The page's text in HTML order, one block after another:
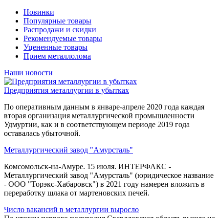
Новинки
Популярные товары
Распродажи и скидки
Рекомендуемые товары
Уцененные товары
Прием металлолома
Наши новости
Предприятия металлургии в убытках
По оперативным данным в январе-апреле 2020 года каждая
вторая организация металлургической промышленности
Удмуртии, как и в соответствующем периоде 2019 года
оставалась убыточной.
Металлургический завод "Амурсталь"
Комсомольск-на-Амуре. 15 июля. ИНТЕРФАКС -
Металлургический завод "Амурсталь" (юридическое название
- ООО "Торэкс-Хабаровск") в 2021 году намерен вложить в
переработку шлака от мартеновских печей.
Число вакансий в металлургии выросло